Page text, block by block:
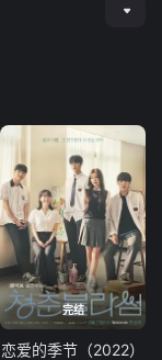
完结
恋爱的季节（2022）